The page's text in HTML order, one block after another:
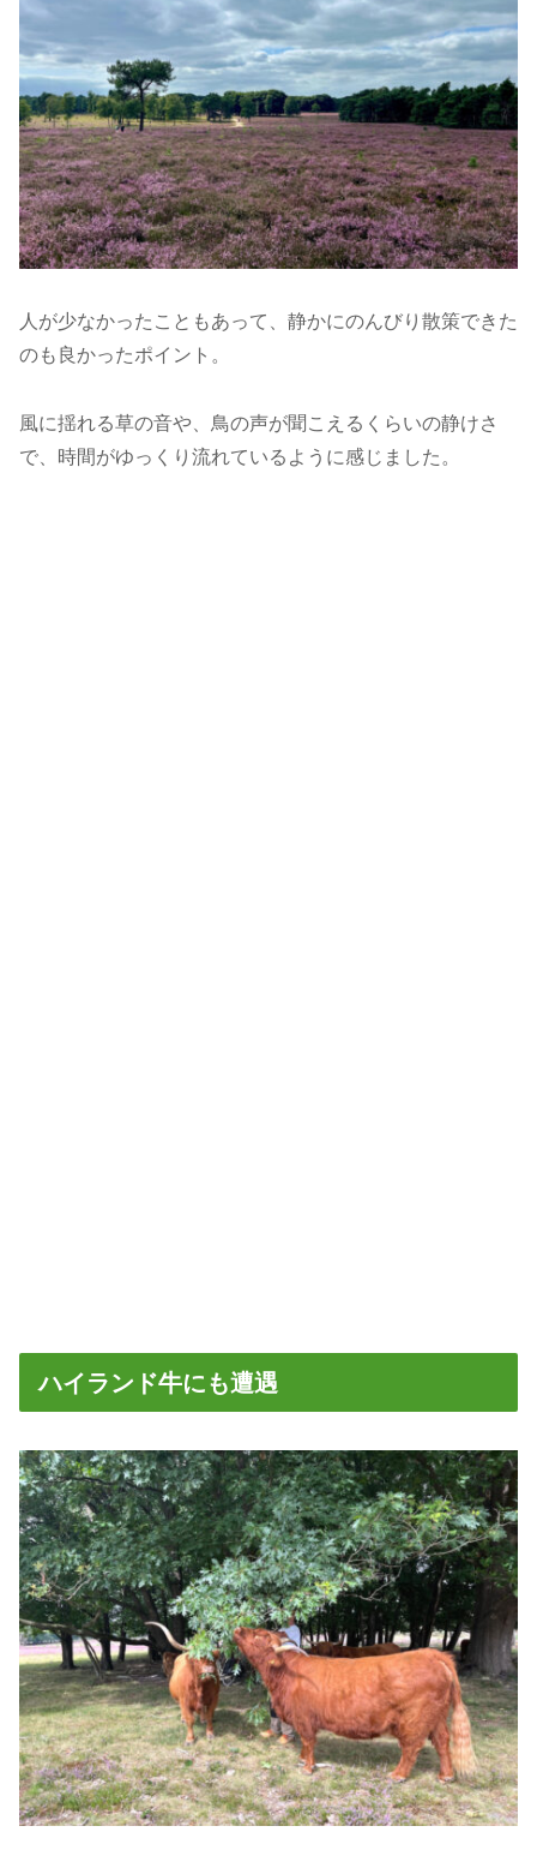
人が少なかったこともあって、静かにのんびり散策できた
のも良かったポイント。
風に揺れる草の音や、鳥の声が聞こえるくらいの静けさ
で、時間がゆっくり流れているように感じました。
ハイランド牛にも遭遇